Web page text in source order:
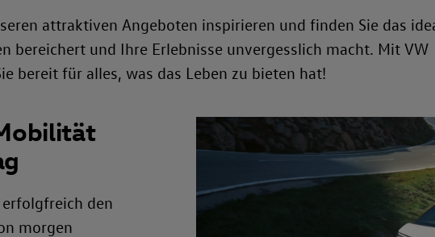
attraktiven Angeboten inspirieren und finden Sie das
bereichert und Ihre Erlebnisse unvergesslich macht. Mit VW
bereit für alles, was das Leben zu bieten hat!
den
morgen